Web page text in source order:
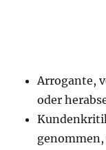
Arrogante,
oder